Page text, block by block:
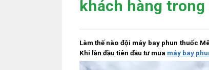
khách hàng
Làm thế nào đội máy bay phun thuốc
Khi lần đầu tiên đầu tư mua máy bay